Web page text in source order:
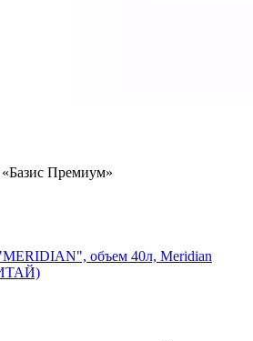
Премиум»
объем 40л, Meridian